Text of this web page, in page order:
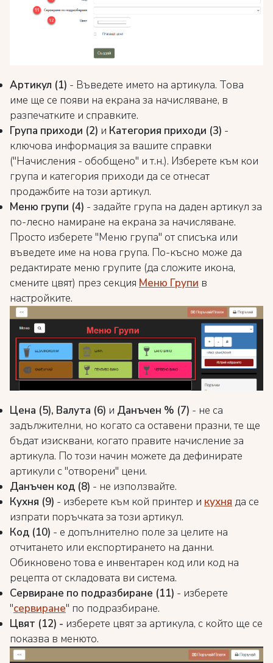
Артикул (1) - Въведете името на артикула. Това
име ще се появи на екрана за начисляване, в
разпечатките и справките.
Група приходи (2) и Категория приходи (3) -
ключова информация за вашите справки
("Начисления - обобщено" и т.н.). Изберете към кои
група и категория приходи да се отнесат
продажбите на този артикул.
Меню групи (4) - задайте група на даден артикул за
по-лесно намиране на екрана за начисляване.
Просто изберете "Меню група" от списъка или
въведете име на нова група. По-късно може да
редактирате меню групите (да сложите икона,
смените цвят) през секция Меню Групи в
настройките.
Цена (5), Валута (6) и Данъчен % (7) - не са
задължителни, но когато са оставени празни, те ще
бъдат изисквани, когато правите начисление за
артикула. По този начин можете да дефинирате
артикули с "отворени" цени.
Данъчен код (8) - не използвайте.
Кухня (9) - изберете към кой принтер и кухня да се
изпрати поръчката за този артикул.
Код (10) - е допълнително поле за целите на
отчитането или експортирането на данни.
Обикновено това е инвентарен код или код на
рецепта от складовата ви система.
Сервиране по подразбиране (11) - изберете
"сервиране" по подразбиране.
Цвят (12) - изберете цвят за артикула, с който ще се
показва в менюто.